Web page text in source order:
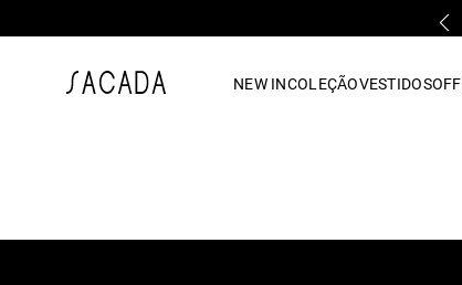
NEW INCOLEÇÃOVESTIDOSOFF
vestido midi
7º macacão